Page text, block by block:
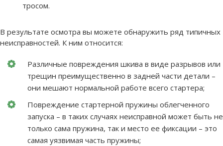
тросом.
В результате осмотра вы можете обнаружить ряд типичных
неисправностей. К ним относится:
Различные повреждения шкива в виде разрывов или
трещин преимущественно в задней части детали –
они мешают нормальной работе всего стартера;
Повреждение стартерной пружины облегченного
запуска – в таких случаях неисправной может быть не
только сама пружина, так и место ее фиксации – это
самая уязвимая часть пружины;